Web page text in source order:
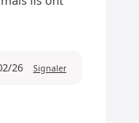
26 Signaler